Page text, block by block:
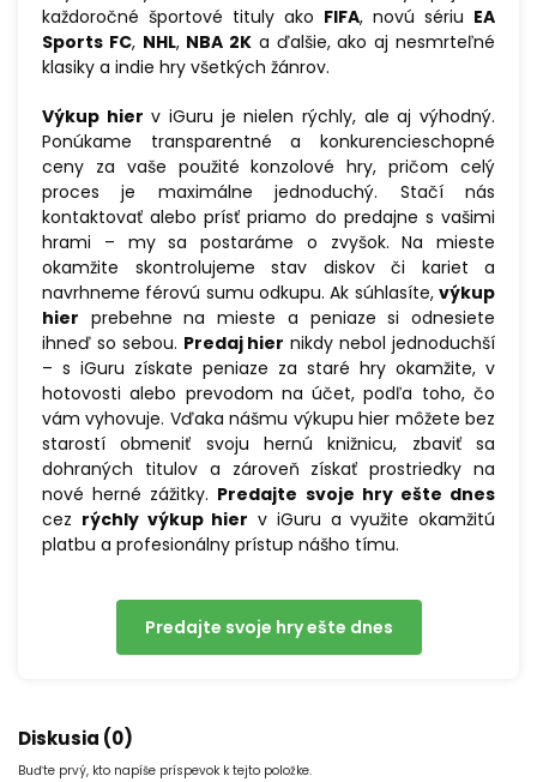
každoročné športové tituly ako FIFA, novú sériu EA
Sports FC, NHL, NBA 2K a ďalšie, ako aj nesmrteľné
klasiky a indie hry všetkých žánrov.
Výkup hier v iGuru je nielen rýchly, ale aj výhodný.
Ponúkame transparentné a konkurencieschopné
ceny za vaše použité konzolové hry, pričom celý
proces je maximálne jednoduchý. Stačí nás
kontaktovať alebo prísť priamo do predajne s vašimi
hrami – my sa postaráme o zvyšok. Na mieste
okamžite skontrolujeme stav diskov či kariet a
navrhneme férovú sumu odkupu. Ak súhlasíte, výkup
hier prebehne na mieste a peniaze si odnesiete
ihneď so sebou. Predaj hier nikdy nebol jednoduchší
– s iGuru získate peniaze za staré hry okamžite, v
hotovosti alebo prevodom na účet, podľa toho, čo
vám vyhovuje. Vďaka nášmu výkupu hier môžete bez
starostí obmeniť svoju hernú knižnicu, zbaviť sa
dohraných titulov a zároveň získať prostriedky na
nové herné zážitky. Predajte svoje hry ešte dnes
cez rýchly výkup hier v iGuru a využite okamžitú
platbu a profesionálny prístup nášho tímu.
Predajte svoje hry ešte dnes
Diskusia (0)
Buďte prvý, kto napíše príspevok k tejto položke.